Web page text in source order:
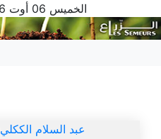
الخميس 06 أوت 2026
عبد السلام الككلي